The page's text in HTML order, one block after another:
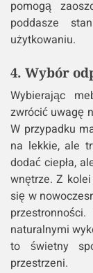
pomogą
poddasze
użytkowaniu.
4. Wybór
Wybierając
zwrócić uwagę
W przypadku
na lekkie, ale
dodać ciepła,
wnętrze. Z kolei
się w
naturalnymi
to świetny
przestrzeni.